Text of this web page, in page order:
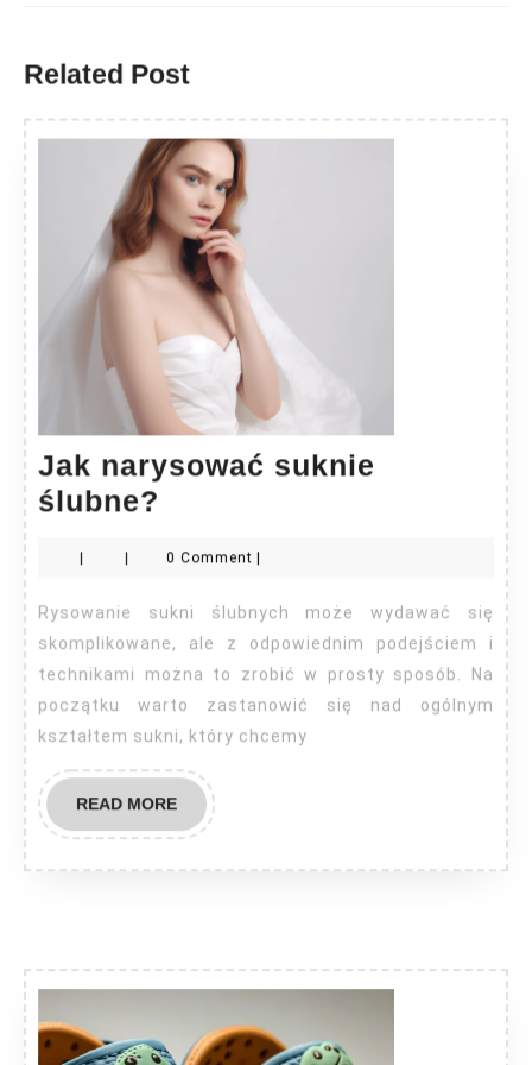
Related Post
Jak narysować suknie
ślubne?
suknie
ślubne?
| | 0 Comment |
Rysowanie sukni ślubnych może wydawać się
skomplikowane, ale z odpowiednim podejściem i
technikami można to zrobić w prosty sposób. Na
początku warto zastanowić się nad ogólnym
kształtem sukni, który chcemy
READ MOREREAD
MORE